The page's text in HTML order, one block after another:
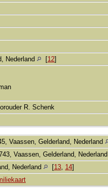
Nederland [12]
R. Schenk
Vaassen, Gelderland, Nederland
Vaassen, Gelderland, Nederland
Nederland [13 14]